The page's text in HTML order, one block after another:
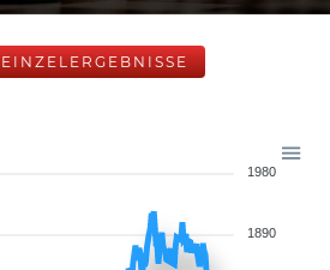
EINZELERGEBNISSE
1980
1890